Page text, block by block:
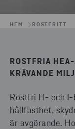
HEM ROSTFRITT
ROSTFRIA
KRÄVANDE
Rostfri H- och I-
hållfasthet,
är avgörande.